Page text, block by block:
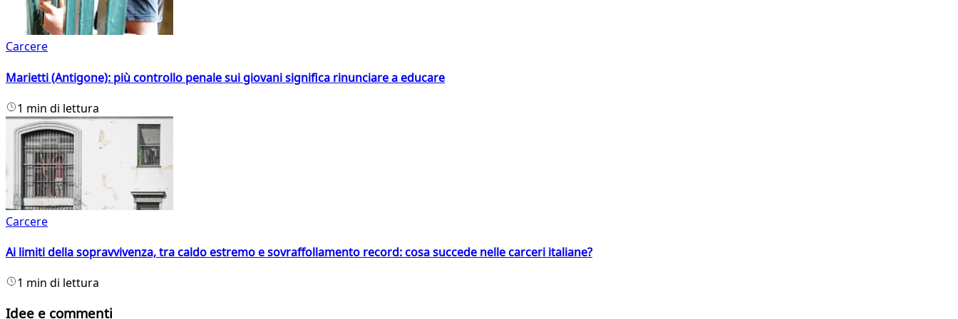
Carcere
Marietti (Antigone): più controllo penale sui giovani significa rinunciare a educare
1 min di lettura
Carcere
Ai limiti della sopravvivenza, tra caldo estremo e sovraffollamento record: cosa succede nelle carceri italiane?
1 min di lettura
Idee e commenti